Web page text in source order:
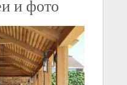
и фото